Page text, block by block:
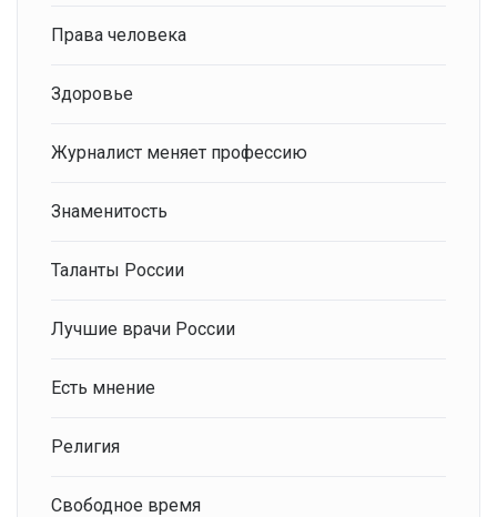
Права человека
Здоровье
Журналист меняет профессию
Знаменитость
Таланты России
Лучшие врачи России
Есть мнение
Религия
Свободное время